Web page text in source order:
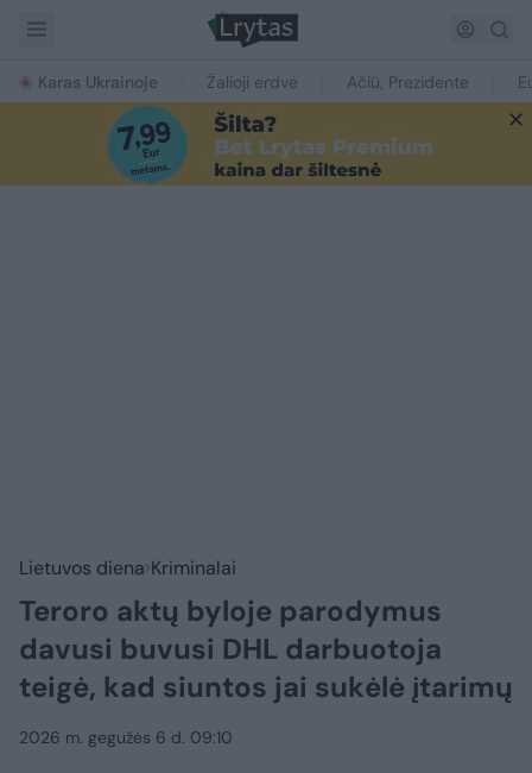
Karas Ukrainoje Žalioji erdvė Ačiū, Prezidente
Lietuvos diena Kriminalai
Teroro aktų byloje parodymus
davusi buvusi DHL darbuotoja
teigė, kad siuntos jai sukėlė įtarimų
2026 m. gegužės 6 d. 09:10